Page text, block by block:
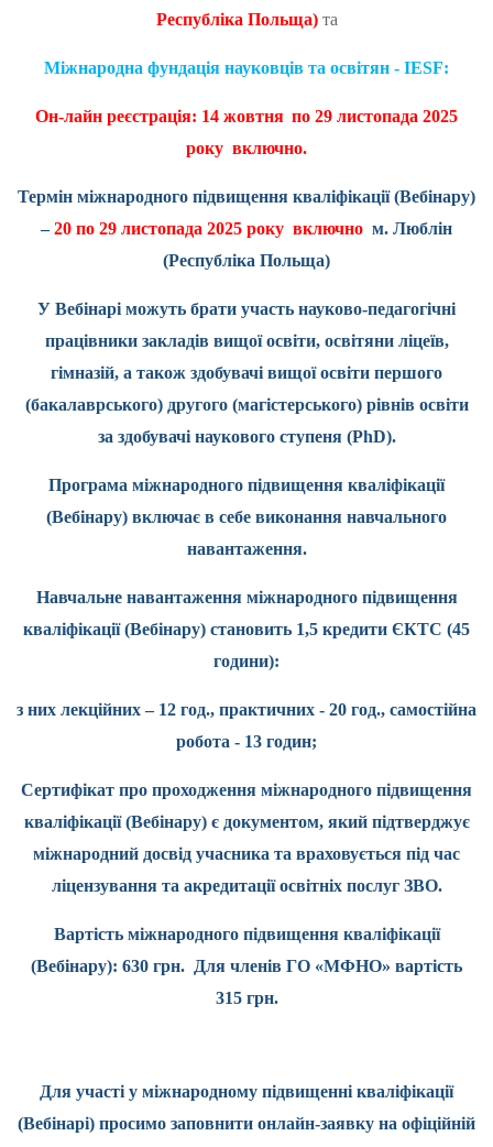
Республіка Польща)та
Міжнародна фундація науковців та освітян - IESF:
Он-лайн реєстрація: 14 жовтня по 29 листопада 2025
року включно.
Термін міжнародного підвищення кваліфікації (Вебінару)
–20 по 29 листопада 2025 року включно м. Люблін
(Республіка Польща)
У Вебінарі можуть брати участь науково-педагогічні
працівники закладів вищої освіти, освітяни ліцеїв,
гімназій, а також здобувачі вищої освіти першого
(бакалаврського) другого (магістерського) рівнів освіти
за здобувачі наукового ступеня (PhD).
Програма міжнародного підвищення кваліфікації
(Вебінару) включає в себе виконання навчального
навантаження.
Навчальне навантаження міжнародного підвищення
кваліфікації (Вебінару) становить 1,5 кредити ЄКТС (45
години):
з них лекційних – 12 год., практичних - 20 год., самостійна
робота - 13 годин;
Сертифікат про проходження міжнародного підвищення
кваліфікації (Вебінару) є документом, який підтверджує
міжнародний досвід учасника та враховується під час
ліцензування та акредитації освітніх послуг ЗВО.
Вартість міжнародного підвищення кваліфікації
(Вебінару): 630 грн. Для членів ГО «МФНО» вартість
315 грн.
Для участі у міжнародному підвищенні кваліфікації
(Вебінарі) просимо заповнити онлайн-заявку на офіційній